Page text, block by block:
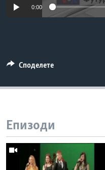
ИНТЕРВЈУА
Јазици
0:00
Споделете
Епизоди